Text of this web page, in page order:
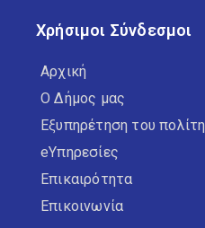
Χρήσιμοι Σύνδεσμοι
Αρχική
Ο Δήμος μας
Εξυπηρέτηση του πολίτη
eΥπηρεσίες
Επικαιρότητα
Επικοινωνία